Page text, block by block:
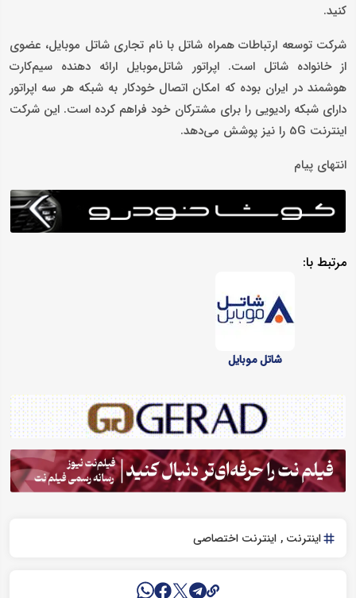
کنید.
شرکت توسعه ارتباطات همراه شاتل با نام تجاری شاتل موبایل، عضوی
از خانواده شاتل است. اپراتور شاتل‌‌موبایل ارائه‌ دهنده سیم‌کارت
هوشمند در ایران بوده که امکان اتصال خودکار به شبکه هر سه اپراتور
دارای شبکه رادیویی را برای مشترکان خود فراهم کرده است. این شرکت
اینترنت 5G را نیز پوشش می‌دهد.
انتهای پیام
مرتبط با:
شاتل موبایل
اینترنت اینترنت اختصاصی